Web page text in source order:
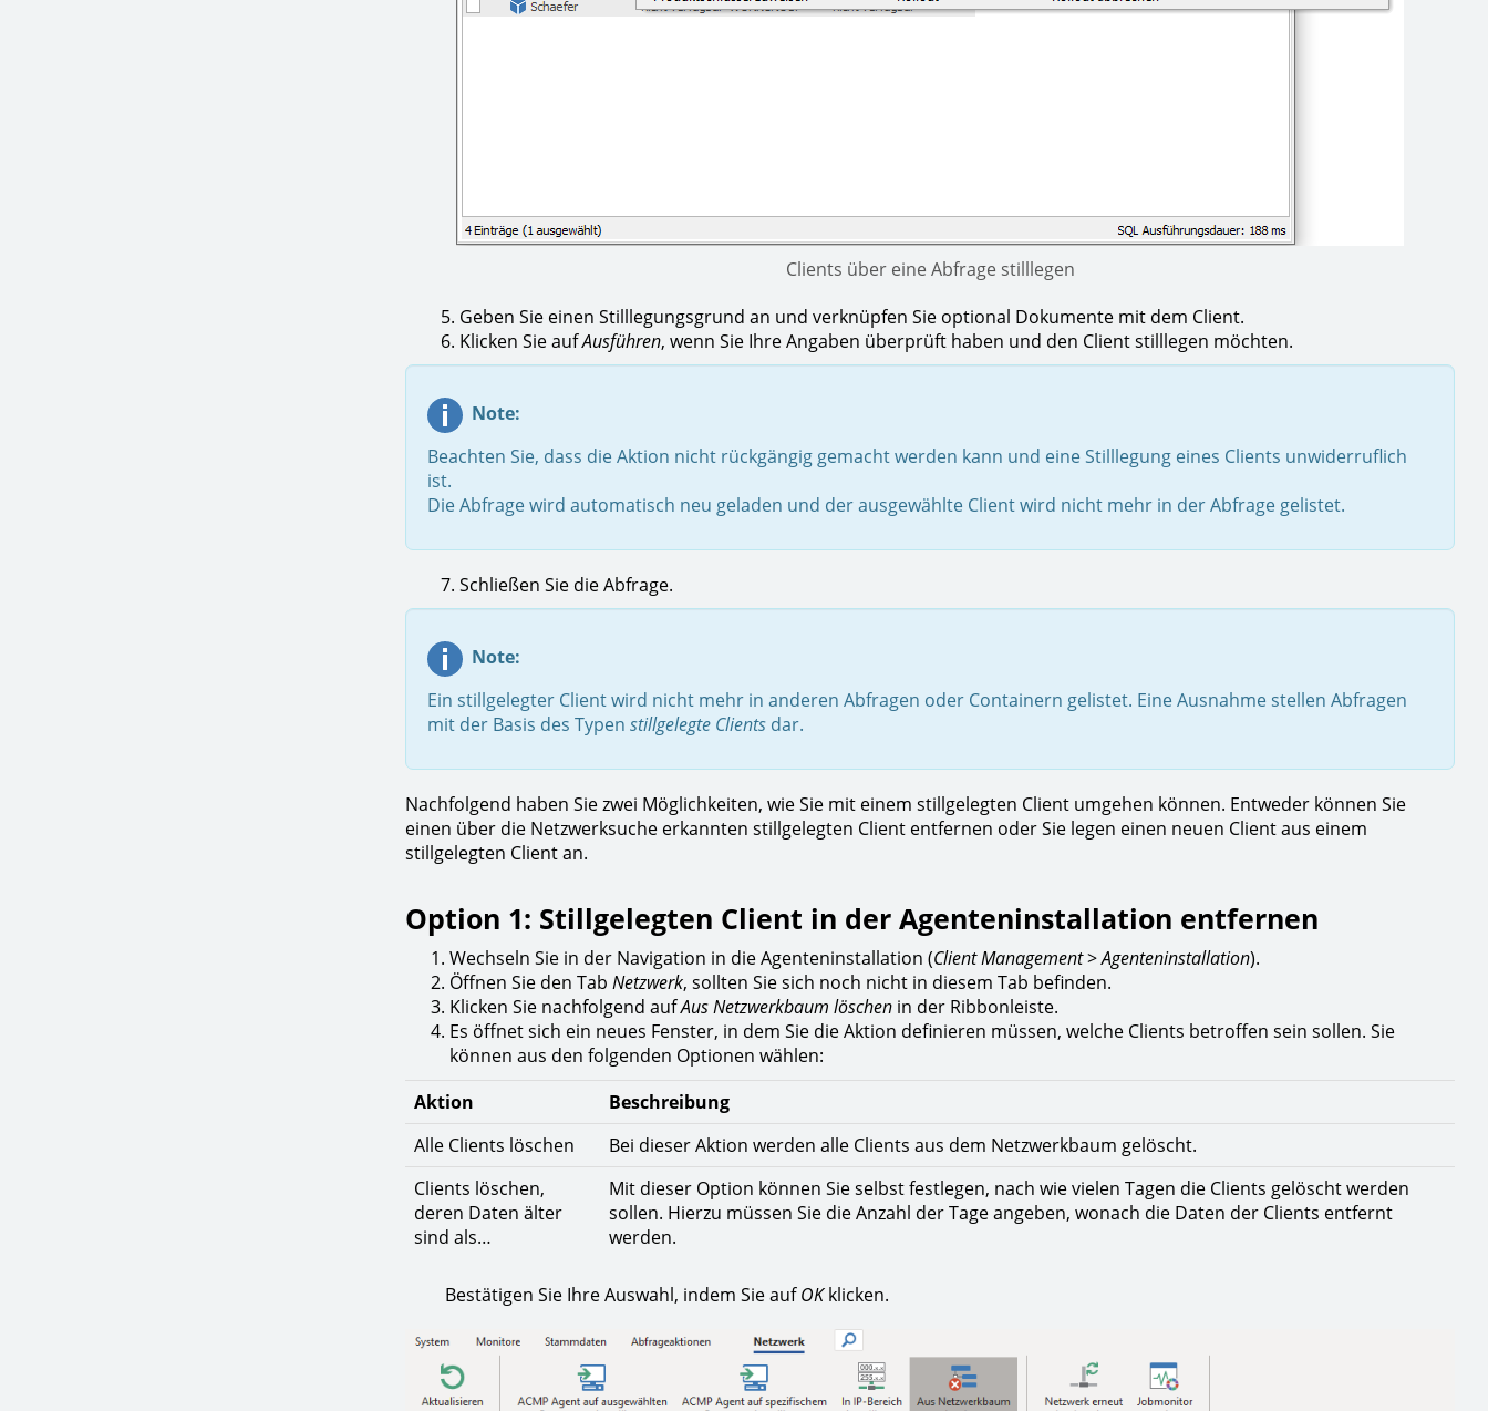
Clients über eine Abfrage stilllegen
5. Geben Sie einen Stilllegungsgrund an und verknüpfen Sie optional Dokumente mit dem Client.
6. Klicken Sie aufAusführen, wenn Sie Ihre Angaben überprüft haben und den Client stilllegen möchten.
Note:
Beachten Sie, dass die Aktion nicht rückgängig gemacht werden kann und eine Stilllegung eines Clients unwiderruflich
ist.
Die Abfrage wird automatisch neu geladen und der ausgewählte Client wird nicht mehr in der Abfrage gelistet.
7. Schließen Sie die Abfrage.
Note:
Ein stillgelegter Client wird nicht mehr in anderen Abfragen oder Containern gelistet. Eine Ausnahme stellen Abfragen
mit der Basis des Typen stillgelegte Clients dar.
Nachfolgend haben Sie zwei Möglichkeiten, wie Sie mit einem stillgelegten Client umgehen können. Entweder können Sie
einen über die Netzwerksuche erkannten stillgelegten Client entfernen oder Sie legen einen neuen Client aus einem
stillgelegten Client an.
Option 1: Stillgelegten Client in der Agenteninstallation entfernen
Wechseln Sie in der Navigation in die Agenteninstallation (Client Management>Agenteninstallation).
Öffnen Sie den Tab Netzwerk, sollten Sie sich noch nicht in diesem Tab befinden.
Klicken Sie nachfolgend aufAus Netzwerkbaum löschen in der Ribbonleiste.
Es öffnet sich ein neues Fenster, in dem Sie die Aktion definieren müssen, welche Clients betroffen sein sollen. Sie
können aus den folgenden Optionen wählen:
Aktion
Beschreibung
Alle Clients löschen
Bei dieser Aktion werden alle Clients aus dem Netzwerkbaum gelöscht.
Clients löschen,
deren Daten älter
sind als…
Mit dieser Option können Sie selbst festlegen, nach wie vielen Tagen die Clients gelöscht werden
sollen. Hierzu müssen Sie die Anzahl der Tage angeben, wonach die Daten der Clients entfernt
werden.
Bestätigen Sie Ihre Auswahl, indem Sie aufOKklicken.